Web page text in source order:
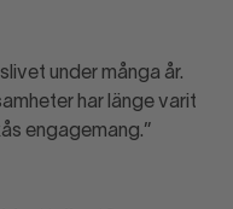
under många år.
har länge varit
engagemang.”